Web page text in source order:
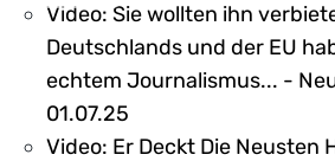
Video: Sie wollten ihn
Deutschlands und der EU
echtem Journalismus... -
01.07.25
Video: Er Deckt Die Neusten